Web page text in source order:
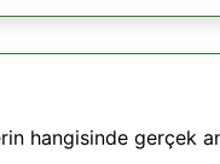
hangisinde gerçek